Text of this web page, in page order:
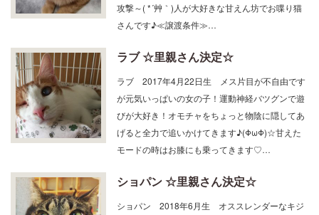
さんです♪≪譲渡条件≫…
ラブ 2017年4月22日生 メス片目が不自由です
が元気いっぱいの女の子！運動神経バツグンで遊
びが大好き！オモチャをちょっと物陰に隠してあ
げると全力で追いかけてきます♪(ΦωΦ)☆甘えた
モードの時はお膝にも乗ってきます♡…
ショパン 2018年6月生 オススレンダーなキジ
トラボーイ(ΦωΦ)怖がりさんで最初はちょっと人